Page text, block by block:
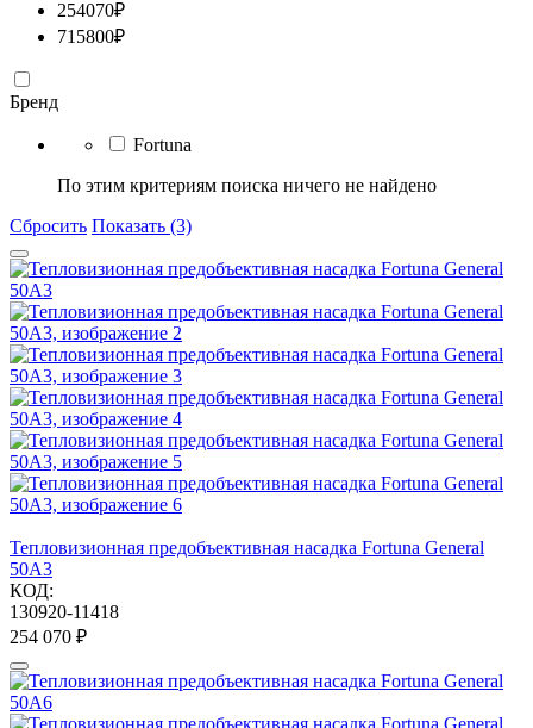
254070₽
715800₽
Бренд
Fortuna
По этим критериям поиска ничего не найдено
Сбросить Показать (3)
Тепловизионная предобъективная насадка Fortuna General
50A3
КОД:
130920-11418
254 070 ₽